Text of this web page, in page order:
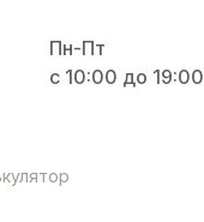
Пн-Пт
с 10:00 до 19:00